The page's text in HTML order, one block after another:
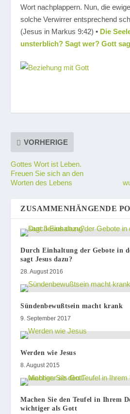
Wort nachplappern. Nun, die
solche Verwirrer entsprechend
(Jesus in Markus 9:42) • Die
unsterblich? Sagt wer? Gott
VORHERIGE
Gottes Wort ist Leben.
Freuen Sie sich an den
Worten des Lebens
ZUSAMMENHÄNGENDE
Durch Einhaltung der Gebote in
sagt Jesus dazu?
28. August 2016
Sündenbewußtsein macht krank
9. September 2017
Werden wie Jesus
8. August 2015
Machen Sie den Teufel in Ihrem
wichtiger als Gott